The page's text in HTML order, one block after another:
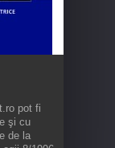
pot fi
şi cu
de la